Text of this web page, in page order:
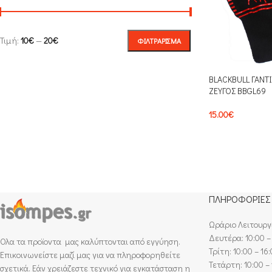
ΦΙΛΤΡΆΡΙΣΜΑ
Τιμή: 10€—20€
BLACKBULL
ΖΕΥΓΟΣ BBGL69
15.00€
Ολα τα προϊοντα μας καλύπτονται από εγγύηση.
Επικοινωνείστε μαζί μας για να πληροφορηθείτε
σχετικά. Εάν χρειάζεστε τεχνικό για εγκατάσταση η
ΠΛΗΡΟΦΟΡΙΕΣ
Ωράριο
Δευτέρα: 10:00
Τρίτη: 10:00 –
Τετάρτη: 10:00 –